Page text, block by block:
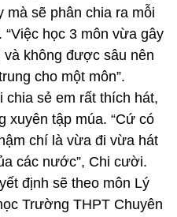
mà sẽ phân chia ra mỗi
học 3 môn vừa gây
và không được sâu nên
cho một môn”.
chia sẻ em rất thích hát,
xuyên tập múa. “Cứ có
chí là vừa đi vừa hát
các nước”, Chi cười.
định sẽ theo môn Lý
Trường THPT Chuyên